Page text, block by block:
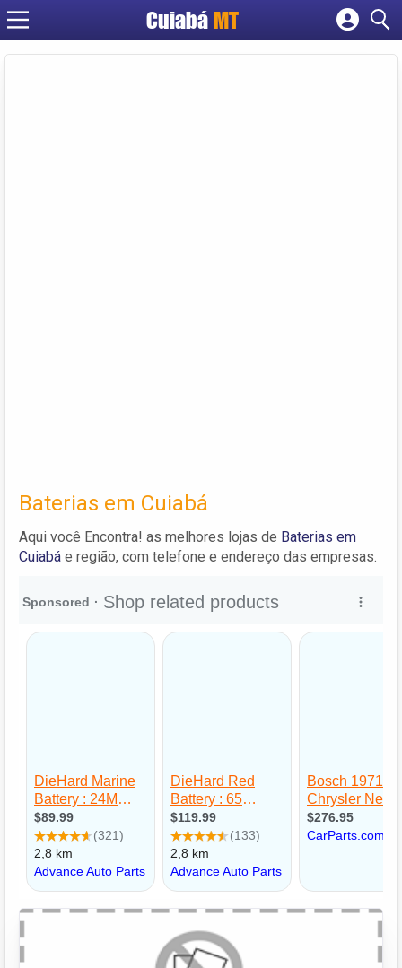
Cuiabá MT
Cadastrar empresa
Baterias em Cuiabá
Aqui você Encontra! as melhores lojas de Baterias em
Cuiabá e região, com telefone e endereço das empresas.